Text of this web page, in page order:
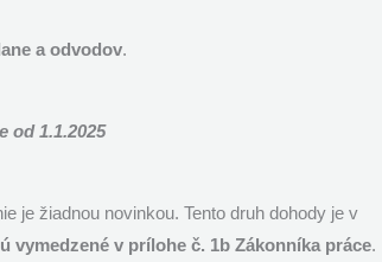
a odvodov.
od 1.1.2025
je žiadnou novinkou. Tento druh dohody je v
vymedzené v prílohe č. 1b Zákonníka práce.